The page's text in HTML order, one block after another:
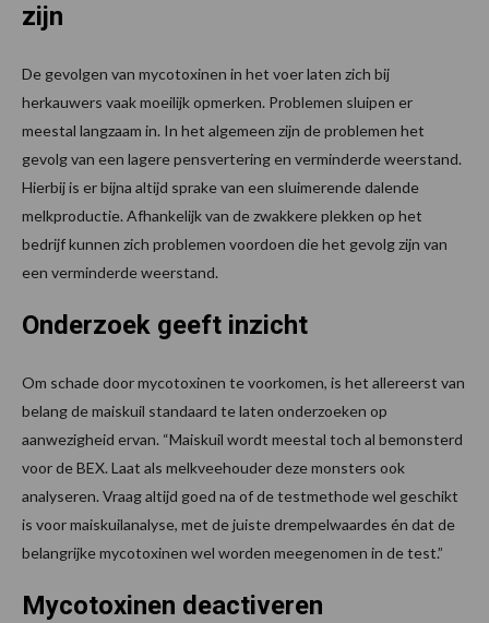
zijn
De gevolgen van mycotoxinen in het voer laten zich bij
herkauwers vaak moeilijk opmerken. Problemen sluipen er
meestal langzaam in. In het algemeen zijn de problemen het
gevolg van een lagere pensvertering en verminderde weerstand.
Hierbij is er bijna altijd sprake van een sluimerende dalende
melkproductie. Afhankelijk van de zwakkere plekken op het
bedrijf kunnen zich problemen voordoen die het gevolg zijn van
een verminderde weerstand.
Onderzoek geeft inzicht
Om schade door mycotoxinen te voorkomen, is het allereerst van
belang de maiskuil standaard te laten onderzoeken op
aanwezigheid ervan. “Maiskuil wordt meestal toch al bemonsterd
voor de BEX. Laat als melkveehouder deze monsters ook
analyseren. Vraag altijd goed na of de testmethode wel geschikt
is voor maiskuilanalyse, met de juiste drempelwaardes én dat de
belangrijke mycotoxinen wel worden meegenomen in de test.”
Mycotoxinen deactiveren